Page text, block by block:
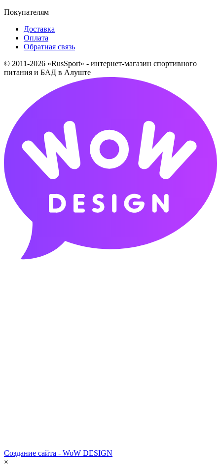
Покупателям
Доставка
Оплата
Обратная связь
© 2011-2026 «RusSport» - интернет-магазин спортивного
питания и БАД в Алуште
Создание сайта - WoW DESIGN
×